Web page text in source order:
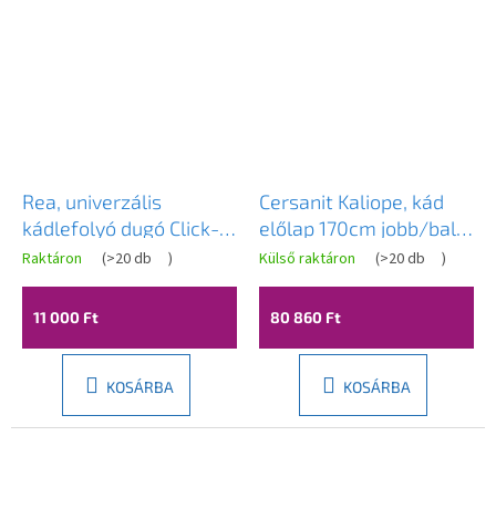
Rea, univerzális
kádlefolyó dugó Click-
Clack 6cm, túlfolyó
nélkül, grafit, REA-
W6521
Raktáron (>20 db )
11 000 Ft
KOSÁRBA
Cersanit Kaliope, kád
előlap 170cm jobb/bal,
fehér, S401-127
Külső raktáron (>20 db )
80 860 Ft
KOSÁRBA